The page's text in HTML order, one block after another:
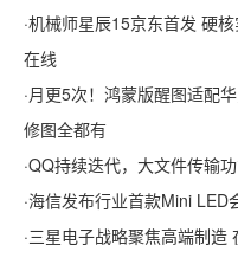
·机械师星辰15京东首发 硬
在线
·月更5次！鸿蒙版醒图适配
修图全都有
·QQ持续迭代，大文件传输
·海信发布行业首款Mini LED
·三星电子战略聚焦高端制造